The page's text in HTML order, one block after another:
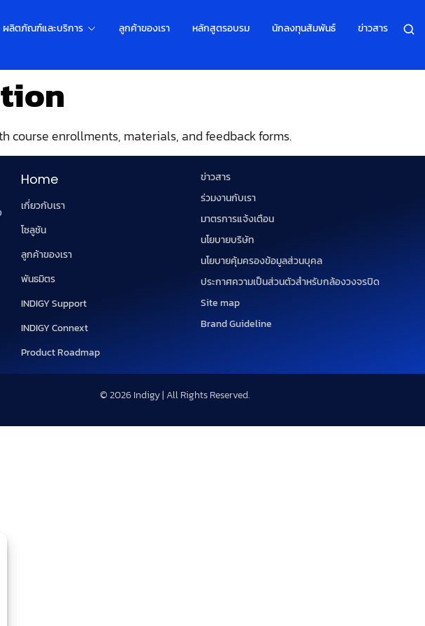
ผลิตภัณฑ์และบริการ ลูกค้าของเรา หลักสูตรอบรม นักลงทุนสัมพันธ์ ข่าวสาร
course enrollments, materials, and feedback forms.
Home
เกี่ยวกับเรา
โซลูชัน
ลูกค้าของเรา
พันธมิตร
INDIGY Support
INDIGY Connext
Product Roadmap
ข่าวสาร
ร่วมงานกับเรา
มาตรการแจ้งเตือน
นโยบายบริษัท
นโยบายคุ้มครองข้อมูลส่วนบุคล
ประกาศความเป็นส่วนตัวสำหรับกล้องวงจรปิด
Site map
Brand Guideline
© 2026 Indigy | All Rights Reserved.